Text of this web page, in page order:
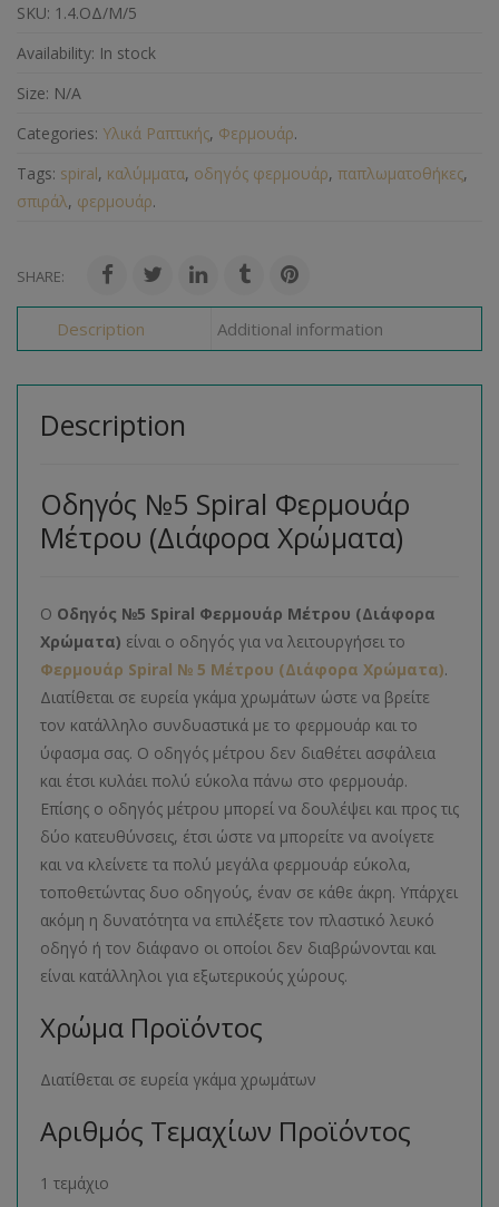
SKU: 1.4.ΟΔ/Μ/5
Availability: In stock
Size: N/A
Categories: Υλικά Ραπτικής, Φερμουάρ.
Tags: spiral, καλύμματα, οδηγός φερμουάρ, παπλωματοθήκες,
σπιράλ, φερμουάρ.
SHARE:
Description Additional information
Description
Οδηγός №5 Spiral Φερμουάρ
Μέτρου (Διάφορα Χρώματα)
Ο Οδηγός №5 Spiral Φερμουάρ Μέτρου (Διάφορα
Χρώματα) είναι ο οδηγός για να λειτουργήσει το
Φερμουάρ Spiral № 5 Μέτρου (Διάφορα Χρώματα).
Διατίθεται σε ευρεία γκάμα χρωμάτων ώστε να βρείτε
τον κατάλληλο συνδυαστικά με το φερμουάρ και το
ύφασμα σας. Ο οδηγός μέτρου δεν διαθέτει ασφάλεια
και έτσι κυλάει πολύ εύκολα πάνω στο φερμουάρ.
Επίσης ο οδηγός μέτρου μπορεί να δουλέψει και προς τις
δύο κατευθύνσεις, έτσι ώστε να μπορείτε να ανοίγετε
και να κλείνετε τα πολύ μεγάλα φερμουάρ εύκολα,
τοποθετώντας δυο οδηγούς, έναν σε κάθε άκρη. Υπάρχει
ακόμη η δυνατότητα να επιλέξετε τον πλαστικό λευκό
οδηγό ή τον διάφανο οι οποίοι δεν διαβρώνονται και
είναι κατάλληλοι για εξωτερικούς χώρους.
Χρώμα Προϊόντος
Διατίθεται σε ευρεία γκάμα χρωμάτων
Αριθμός Τεμαχίων Προϊόντος
1 τεμάχιο